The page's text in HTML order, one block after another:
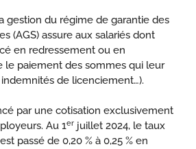
gestion du régime de garantie des
(AGS) assure aux salariés dont
en redressement ou en
le paiement des sommes qui leur
de licenciement…).
par une cotisation exclusivement
Au 1er juillet 2024, le taux
passé de 0,20 % à 0,25 % en